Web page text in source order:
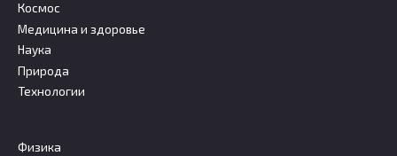
Космос
Медицина и здоровье
Наука
Природа
Технологии
Физика